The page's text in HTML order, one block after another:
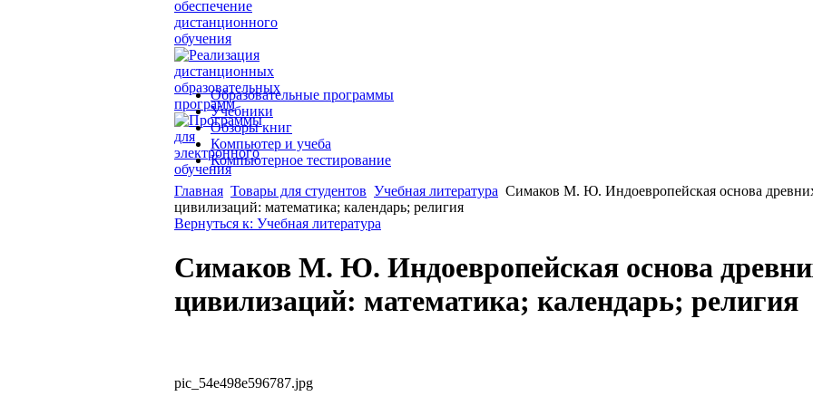
Образовательные программы
Учебники
Обзоры книг
Компьютер и учеба
Компьютерное тестирование
Главная Товары для студентов Учебная литература Симаков М. Ю. Индоевропейская основа
цивилизаций: математика; календарь; религия
Вернуться к: Учебная литература
Симаков М. Ю. Индоевропейская основа
цивилизаций: математика; календарь; религия
pic_54e498e596787.jpg